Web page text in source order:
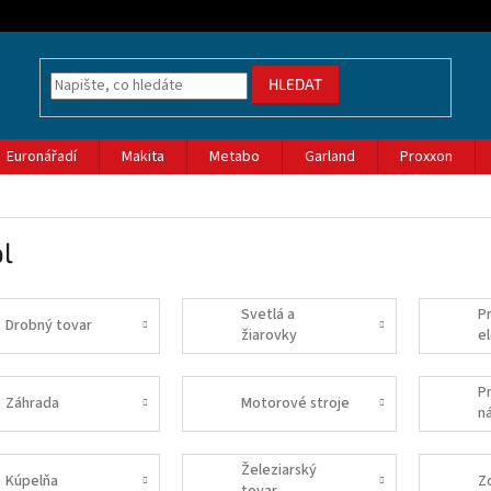
HLEDAT
Euronářadí Makita Metabo Garland Proxxon
Drobný tovar
Svetlá a
žiarovky
Záhrada Motorové stroje
Kúpelňa
Železiarský